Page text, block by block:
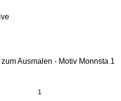
Ausmalen - Motiv Monnsta 1